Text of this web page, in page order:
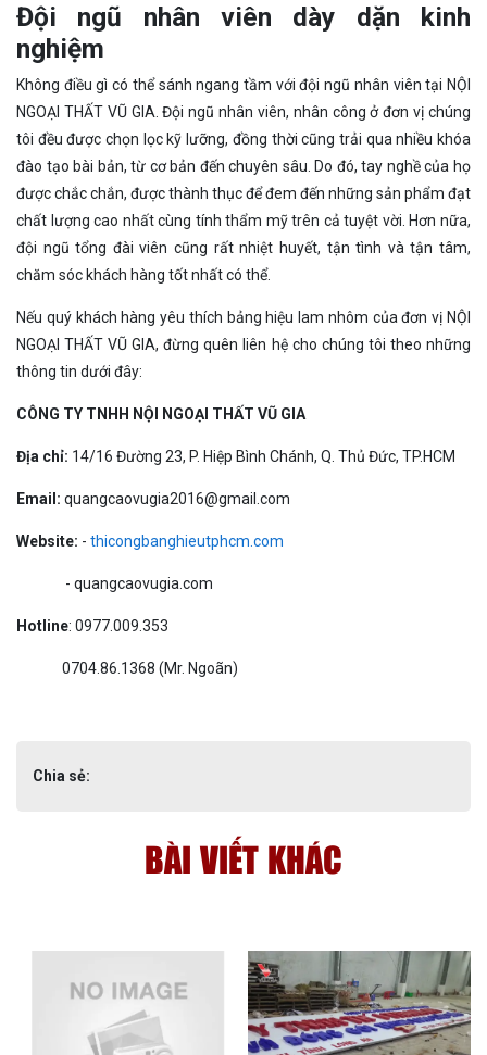
Đội ngũ nhân viên dày dặn kinh
nghiệm
Không điều gì có thể sánh ngang tầm với đội ngũ nhân viên tại NỘI
NGOẠI THẤT VŨ GIA. Đội ngũ nhân viên, nhân công ở đơn vị chúng
tôi đều được chọn lọc kỹ lưỡng, đồng thời cũng trải qua nhiều khóa
đào tạo bài bản, từ cơ bản đến chuyên sâu. Do đó, tay nghề của họ
được chắc chắn, được thành thục để đem đến những sản phẩm đạt
chất lượng cao nhất cùng tính thẩm mỹ trên cả tuyệt vời. Hơn nữa,
đội ngũ tổng đài viên cũng rất nhiệt huyết, tận tình và tận tâm,
chăm sóc khách hàng tốt nhất có thể.
Nếu quý khách hàng yêu thích bảng hiệu lam nhôm của đơn vị NỘI
NGOẠI THẤT VŨ GIA, đừng quên liên hệ cho chúng tôi theo những
thông tin dưới đây:
CÔNG TY TNHH NỘI NGOẠI THẤT VŨ GIA
Địa chỉ: 14/16 Đường 23, P. Hiệp Bình Chánh, Q. Thủ Đức, TP.HCM
Email: quangcaovugia2016@gmail.com
Website: - thicongbanghieutphcm.com
- quangcaovugia.com
Hotline: 0977.009.353
0704.86.1368 (Mr. Ngoãn)
Chia sẻ:
BÀI VIẾT KHÁC